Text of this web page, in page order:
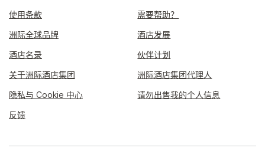
使用条款
需要帮助？
洲际全球品牌
酒店发展
酒店名录
伙伴计划
关于洲际酒店集团
洲际酒店集团代理人
隐私与 Cookie 中心
请勿出售我的个人信息
反馈